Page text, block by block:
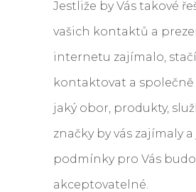
Jestliže by Vás takové
vašich kontaktů a
internetu zajímalo,
kontaktovat a společně
jaký obor, produkty,
značky by vás zajímaly
podmínky pro Vás
akceptovatelné.